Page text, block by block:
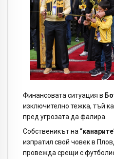
Финансовата ситуация в
изключително тежка, тъй
пред угрозата да фалира.
Собственикът на “канарите
изпратил свой човек в
провежда срещи с